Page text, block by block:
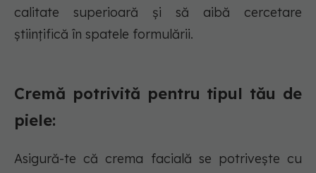
calitate superioară și să aibă cercetare
științifică în spatele formulării.
Cremă potrivită pentru tipul tău de
piele:
Asigură-te că crema facială se potrivește cu